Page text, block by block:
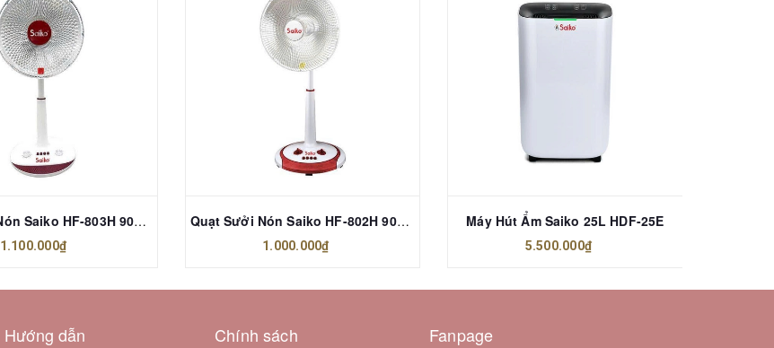
Quạt Sưởi Nón Saiko HF-803H 900W
1.100.000₫
Quạt Sưởi Nón Saiko HF-802H 900W
1.000.000₫
Máy Hút Ẩm Saiko 25L HDF-25E
5.500.000₫
Hướng dẫn Chính sách Fanpage